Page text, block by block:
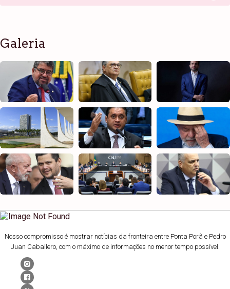
Galeria
Nosso compromisso é mostrar notícias da fronteira entre Ponta Porã e Pedro
Juan Caballero, com o máximo de informações no menor tempo possível.